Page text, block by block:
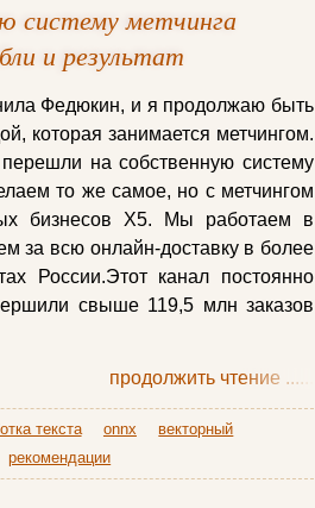
систему метчинга
и результат
Федюкин, и я продолжаю быть
которая занимается метчингом.
на собственную систему
то же самое, но с метчингом
бизнесов Х5. Мы работаем в
за всю онлайн-доставку в более
России.Этот канал постоянно
свыше 119,5 млн заказов
продолжить чтение ......
текста onnx
векторный
рекомендации